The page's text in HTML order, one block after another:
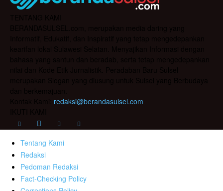
redaksi@berandasulsel.com
Tentang Kami
Redaksi
Pedoman Redaksi
Fact-Checking Policy